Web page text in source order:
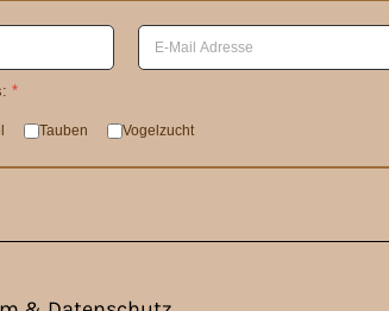
*
Tauben Vogelzucht